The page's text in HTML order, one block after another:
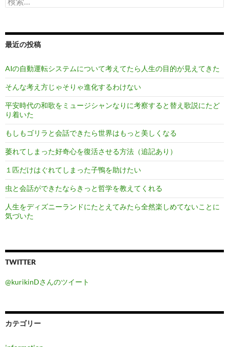
索:
最近の投稿
AIの自動運転システムについて考えてたら人生の目的が見えてきた
そんな考え方じゃそりゃ進化するわけない
平安時代の和歌をミュージシャンなりに考察すると替え歌説にたど
り着いた
もしもゴリラと会話できたら世界はもっと美しくなる
萎れてしまった好奇心を復活させる方法（追記あり）
１匹だけはぐれてしまった子鴨を助けたい
虫と会話ができたならきっと哲学を教えてくれる
人生をディズニーランドにたとえてみたら全然楽しめてないことに
気づいた
TWITTER
@kurikinDさんのツイート
カテゴリー